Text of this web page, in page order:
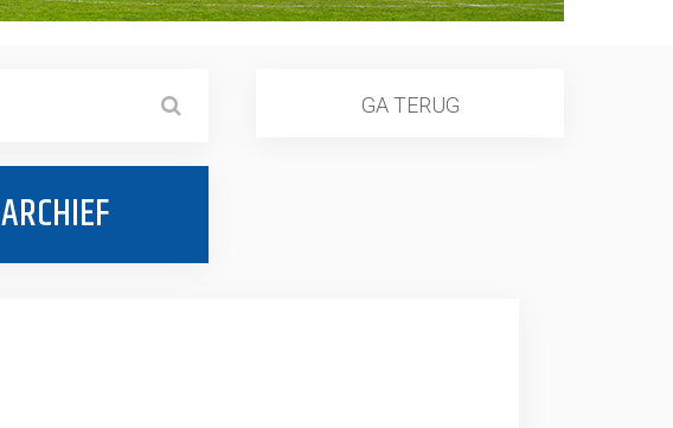
GA TERUG
ARCHIEF